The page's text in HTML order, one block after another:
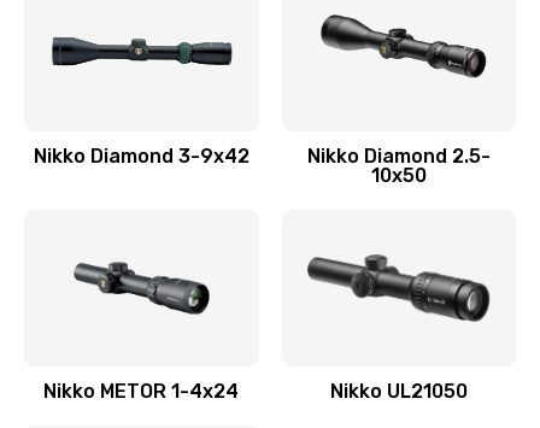
Nikko Diamond 3-9x42
Nikko Diamond 2.5-
10x50
Nikko METOR 1-4x24 Nikko UL21050